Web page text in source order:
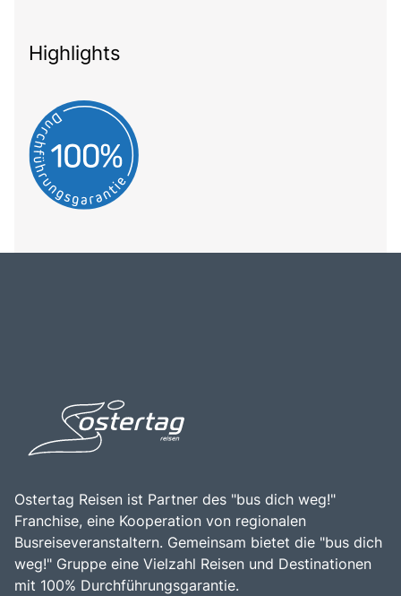
Highlights
Ostertag Reisen ist Partner des "bus dich weg!"
Franchise, eine Kooperation von regionalen
Busreiseveranstaltern. Gemeinsam bietet die "bus dich
weg!" Gruppe eine Vielzahl Reisen und Destinationen
mit 100% Durchführungsgarantie.